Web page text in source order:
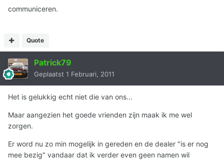
communiceren.
Quote
Patrick79
Geplaatst 1 Februari, 2011
Het is gelukkig echt niet die van ons...
Maar aangezien het goede vrienden zijn maak ik me wel
zorgen.
Er word nu zo min mogelijk in gereden en de dealer "is er nog
mee bezig" vandaar dat ik verder even geen namen wil